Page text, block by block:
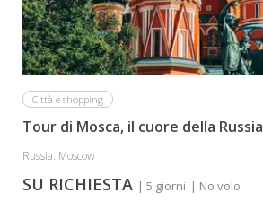
Città e shopping
Tour di Mosca, il cuore della Russia
Russia: Moscow
SU RICHIESTA | 5 giorni | No volo